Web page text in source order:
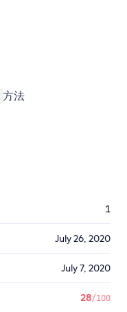
方法
1
July 26, 2020
July 7, 2020
28/100